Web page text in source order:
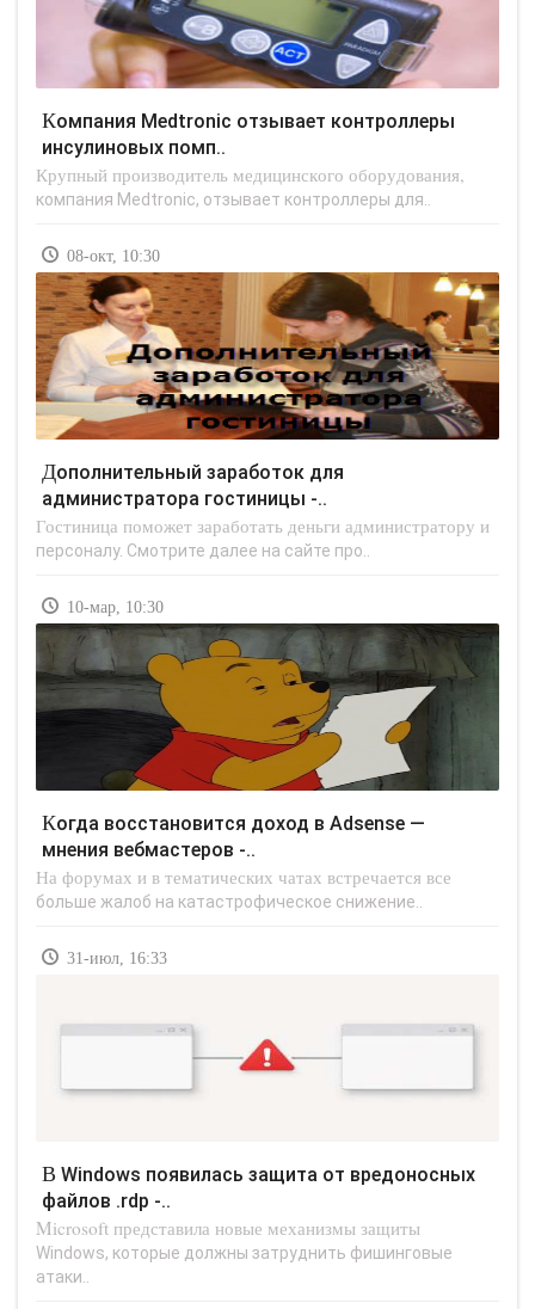
Компания Medtronic отзывает контроллеры
инсулиновых помп..
Крупный производитель медицинского оборудования,
компания Medtronic, отзывает контроллеры для..
08-окт, 10:30
Дополнительный заработок для
администратора гостиницы -..
Гостиница поможет заработать деньги администратору и
персоналу. Смотрите далее на сайте про..
10-мар, 10:30
Когда восстановится доход в Adsense —
мнения вебмастеров -..
На форумах и в тематических чатах встречается все
больше жалоб на катастрофическое снижение..
31-июл, 16:33
В Windows появилась защита от вредоносных
файлов .rdp -..
Microsoft представила новые механизмы защиты
Windows, которые должны затруднить фишинговые
атаки..